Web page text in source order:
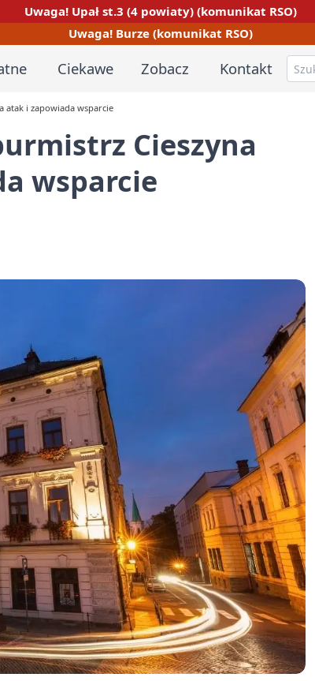
Uwaga! Upał st.3 (4 powiaty) (komunikat RSO)
Uwaga! Burze (komunikat RSO)
Ciekawe Zobacz Kontakt
atak i zapowiada wsparcie
Cieszyna
wsparcie